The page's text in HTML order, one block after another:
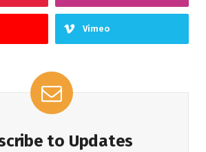
Vimeo
to Updates